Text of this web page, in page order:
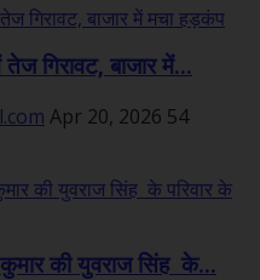
गिरावट, बाजार में...
Apr 20, 2026 54
की युवराज सिंह के...